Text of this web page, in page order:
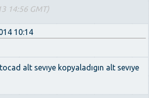
14:56 GMT)
10:14
alt sevıye kopyaladıgın alt sevıye